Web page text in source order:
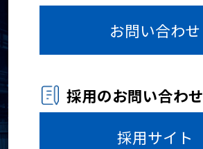
お問い合わせ
採用のお問い合わせ
採用サイト